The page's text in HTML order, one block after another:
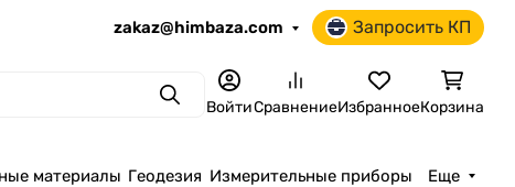
zakaz@himbaza.com Запросить КП
ПоискВойтиСравнениеИзбранноеКорзина
материалы Геодезия Измерительные приборы Еще